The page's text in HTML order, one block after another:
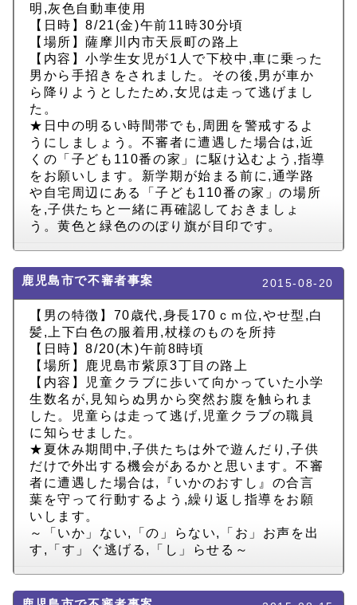
明,灰色自動車使用
【日時】8/21(金)午前11時30分頃
【場所】薩摩川内市天辰町の路上
【内容】小学生女児が1人で下校中,車に乗った
男から手招きをされました。その後,男が車か
ら降りようとしたため,女児は走って逃げまし
た。
★日中の明るい時間帯でも,周囲を警戒するよ
うにしましょう。不審者に遭遇した場合は,近
くの「子ども110番の家」に駆け込むよう,指導
をお願いします。新学期が始まる前に,通学路
や自宅周辺にある「子ども110番の家」の場所
を,子供たちと一緒に再確認しておきましょ
う。黄色と緑色ののぼり旗が目印です。
鹿児島市で不審者事案 2015-08-20
【男の特徴】70歳代,身長170ｃｍ位,やせ型,白
髪,上下白色の服着用,杖様のものを所持
【日時】8/20(木)午前8時頃
【場所】鹿児島市紫原3丁目の路上
【内容】児童クラブに歩いて向かっていた小学
生数名が,見知らぬ男から突然お腹を触られま
した。児童らは走って逃げ,児童クラブの職員
に知らせました。
★夏休み期間中,子供たちは外で遊んだり,子供
だけで外出する機会があるかと思います。不審
者に遭遇した場合は,『いかのおすし』の合言
葉を守って行動するよう,繰り返し指導をお願
いします。
～「いか」ない,「の」らない,「お」お声を出
す,「す」ぐ逃げる,「し」らせる～